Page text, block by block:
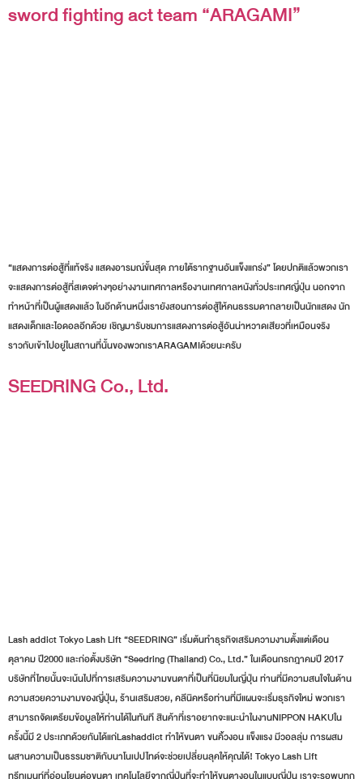
sword fighting act team “ARAGAMI”
“แสดงการต่อสู้ที่แท้จริง แสดงอารมณ์ขั้นสุด ภายใต้รากฐานอันแข็งแกร่ง” โดยปกติแล้วพวกเรา
จะแสดงการต่อสู้ที่สเตจต่างๆอย่างงานเทศกาลหรืองานเทศกาลหนังทั่วประเทศญี่ปุ่น นอกจาก
ทำหน้าที่เป็นผู้แสดงแล้ว ในอีกด้านหนึ่งเรายังสอนการต่อสู้ให้คนธรรมดากลายเป็นนักแสดง นัก
แสดงเด็กและไอดอลอีกด้วย เชิญมารับชมการแสดงการต่อสู้อันน่าหวาดเสียวที่เหมือนจริง
ราวกับเข้าไปอยู่ในสถานที่นั้นของพวกเราARAGAMIด้วยนะครับ
SEEDRING Co., Ltd.
Lash addict Tokyo Lash Lift “SEEDRING” เริ่มต้นทำธุรกิจเสริมความงามตั้งแต่เดือน
ตุลาคม ปี2000 และก่อตั้งบริษัท “Seedring (Thailand) Co., Ltd.” ในเดือนกรกฎาคมปี 2017
บริษัทที่ไทยนั้นจะเน้นไปที่การเสริมความงามขนตาที่เป็นที่นิยมในญี่ปุ่น ท่านที่มีความสนใจในด้าน
ความสวยความงามของญี่ปุ่น, ร้านเสริมสวย, คลีนิคหรือท่านที่มีแผนจะเริ่มธุรกิจใหม่ พวกเรา
สามารถจัดเตรียมข้อมูลให้ท่านได้ในทันที สินค้าที่เราอยากจะแนะนำในงานNIPPON HAKUใน
ครั้งนี้มี 2 ประเภทด้วยกันได้แก่Lashaddict ทำให้ขนตา ขนคิ้วงอน แข็งแรง มีวอลลุ่ม การผสม
ผสานความเป็นธรรมชาติกับนาโนเปปไทด์จะช่วยเปลี่ยนลุคให้คุณได้! Tokyo Lash Lift